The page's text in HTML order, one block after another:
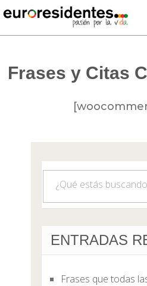
Frases y Citas
ENTRADAS
Frases que todas